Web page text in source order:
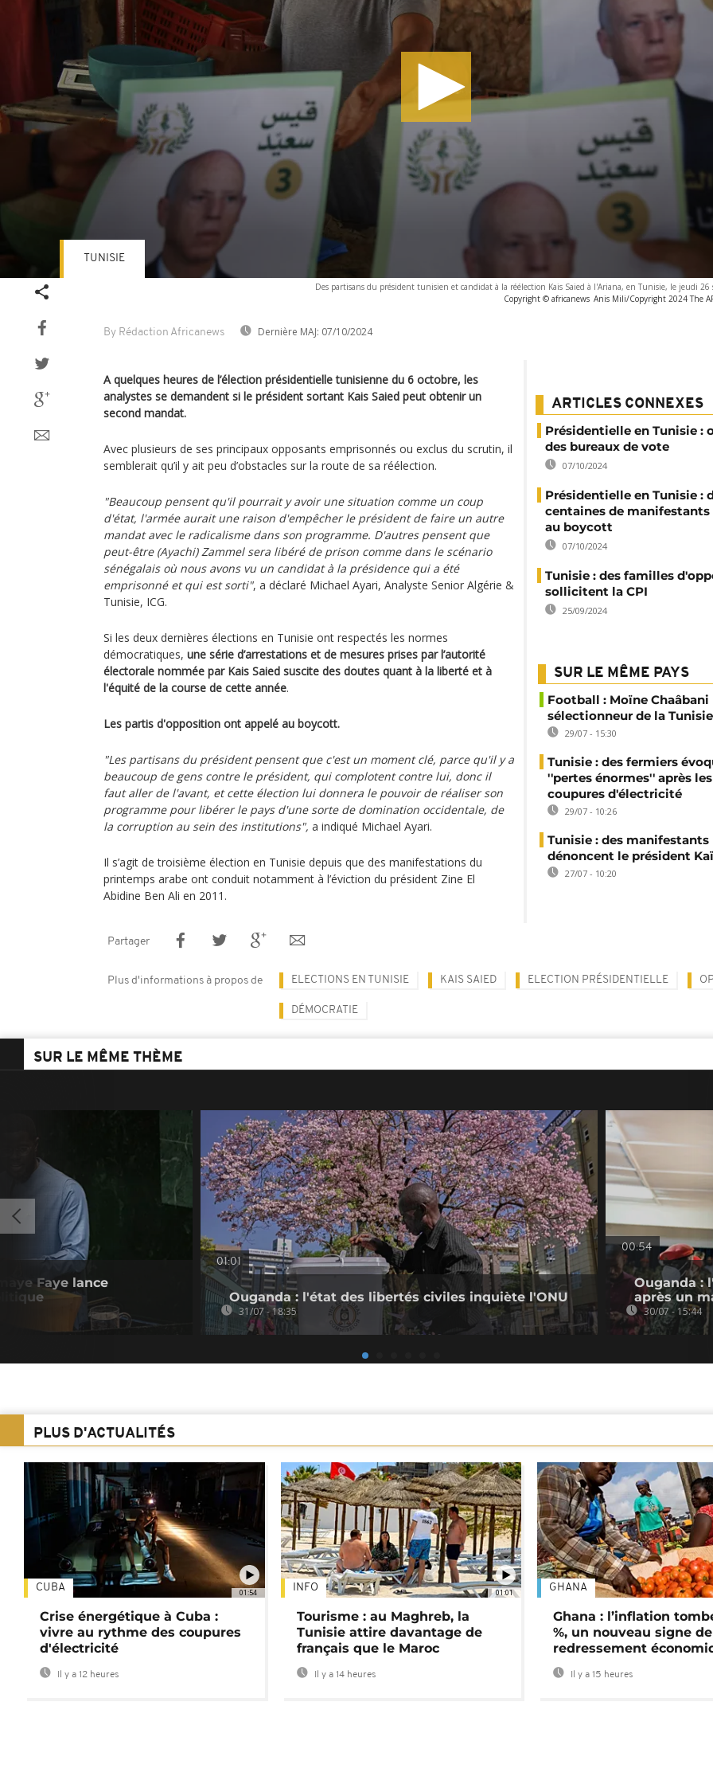
Des partisans du président tunisien et candidat à la réélection Kais Saied à l'Ariana, en Tunisie, le jeudi 26
Copyright © africanews Anis Mili/Copyright 2024 The
By Rédaction Africanews Dernière MAJ: 07/10/2024
TUNISIE
A quelques heures de l’élection présidentielle tunisienne du 6 octobre, les
analystes se demandent si le président sortant Kais Saied peut obtenir un
second mandat.
Avec plusieurs de ses principaux opposants emprisonnés ou exclus du scrutin, il
semblerait qu’il y ait peu d’obstacles sur la route de sa réélection.
"Beaucoup pensent qu'il pourrait y avoir une situation comme un coup
d'état, l'armée aurait une raison d'empêcher le président de faire un autre
mandat avec le radicalisme dans son programme. D'autres pensent que
peut-être (Ayachi) Zammel sera libéré de prison comme dans le scénario
sénégalais où nous avons vu un candidat à la présidence qui a été
emprisonné et qui est sorti", a déclaré Michael Ayari, Analyste Senior Algérie &
Tunisie, ICG.
Si les deux dernières élections en Tunisie ont respectés les normes
démocratiques, une série d’arrestations et de mesures prises par l’autorité
électorale nommée par Kais Saied suscite des doutes quant à la liberté et à
l'équité de la course de cette année.
Les partis d'opposition ont appelé au boycott.
"Les partisans du président pensent que c'est un moment clé, parce qu'il y a
beaucoup de gens contre le président, qui complotent contre lui, donc il
faut aller de l'avant, et cette élection lui donnera le pouvoir de réaliser son
programme pour libérer le pays d'une sorte de domination occidentale, de
la corruption au sein des institutions", a indiqué Michael Ayari.
Il s’agit de troisième élection en Tunisie depuis que des manifestations du
printemps arabe ont conduit notamment à l’éviction du président Zine El
Abidine Ben Ali en 2011.
ARTICLES CONNEXES
Présidentielle en Tunisie :
des bureaux de vote
07/10/2024
Présidentielle en Tunisie :
centaines de
au boycott
07/10/2024
Tunisie : des familles
sollicitent la CPI
25/09/2024
SUR LE MÊME PAYS
Football : Moïne
sélectionneur de la Tunisie
29/07 - 15:30
Tunisie : des fermiers
''pertes énormes'' après les
coupures d'électricité
29/07 - 10:26
Tunisie : des manifestants
dénoncent le président
27/07 - 10:20
Partager
Plus d'informations à propos de ELECTIONS EN TUNISIE KAIS SAIED ELECTION PRÉSIDENTIELLE
DÉMOCRATIE
SUR LE MÊME THÈME
Faye lance
01:01
Ouganda : l'état des libertés civiles inquiète l'ONU
31/07 - 18:35
00:54
Ouganda :
après un
30/07 - 15:44
PLUS D'ACTUALITÉS
01:54
CUBA
Crise énergétique à Cuba :
vivre au rythme des coupures
d'électricité
Il y a 12 heures
01:01
INFO
Tourisme : au Maghreb, la
Tunisie attire davantage de
français que le Maroc
Il y a 14 heures
GHANA
Ghana : l’inflation
%, un nouveau signe de
redressement
Il y a 15 heures